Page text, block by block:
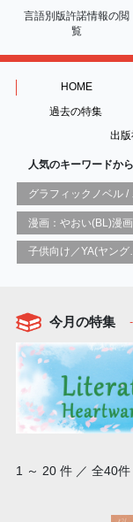
言語別版許諾情報の閲
覧
HOME
過去の特集
出
人気のキーワードか
漫画：やおい(BL)漫画
子供向け／
今月の特集
1 ～ 20 件 ／ 全40件